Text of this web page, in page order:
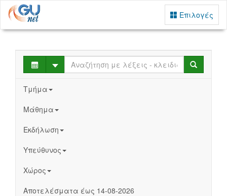
Επιλογές
Select Search
Τμήμα
Μάθημα
Εκδήλωση
Υπεύθυνος
Χώρος
Αποτελέσματα έως 14-08-2026